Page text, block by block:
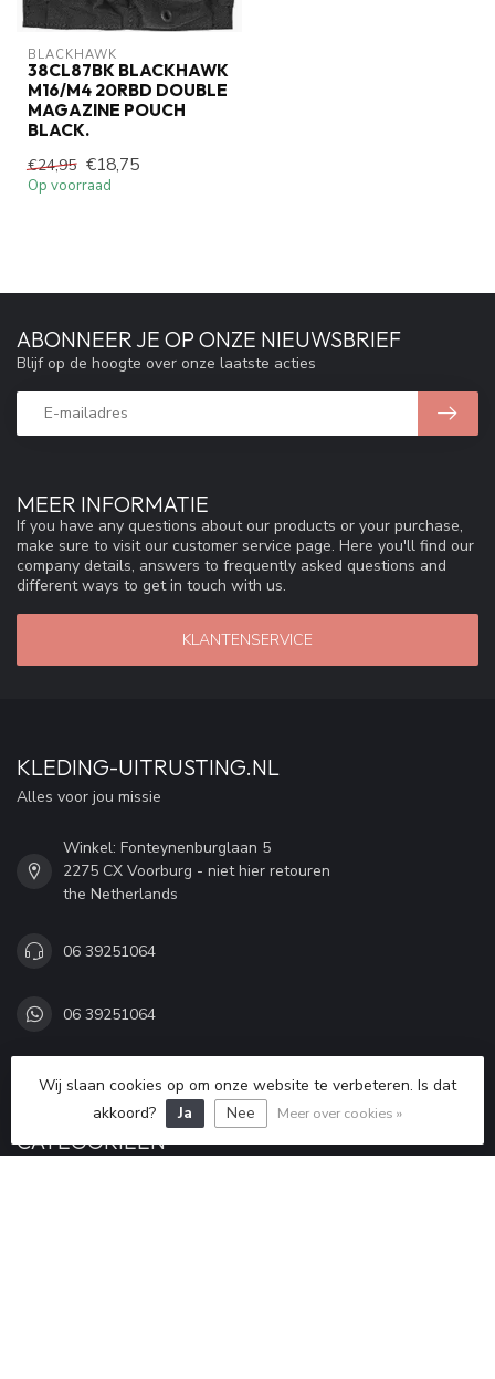
BLACKHAWK
38CL87BK BLACKHAWK
M16/M4 20RBD DOUBLE
MAGAZINE POUCH
BLACK.
€24,95 €18,75
Op voorraad
MEER INFORMATIE
If you have any questions about our products or your purchase,
make sure to visit our customer service page. Here you'll find our
company details, answers to frequently asked questions and
different ways to get in touch with us.
KLANTENSERVICE
ABONNEER JE OP ONZE NIEUWSBRIEF
Blijf op de hoogte over onze laatste acties
KLEDING-UITRUSTING.NL
Alles voor jou missie
Winkel: Fonteynenburglaan 5
2275 CX Voorburg - niet hier retouren
the Netherlands
06 39251064
06 39251064
Info@kleding-Uitrusting.nl
CATEGORIEËN
Wij slaan cookies op om onze website te verbeteren. Is dat
akkoord?
Ja Nee Meer over cookies »